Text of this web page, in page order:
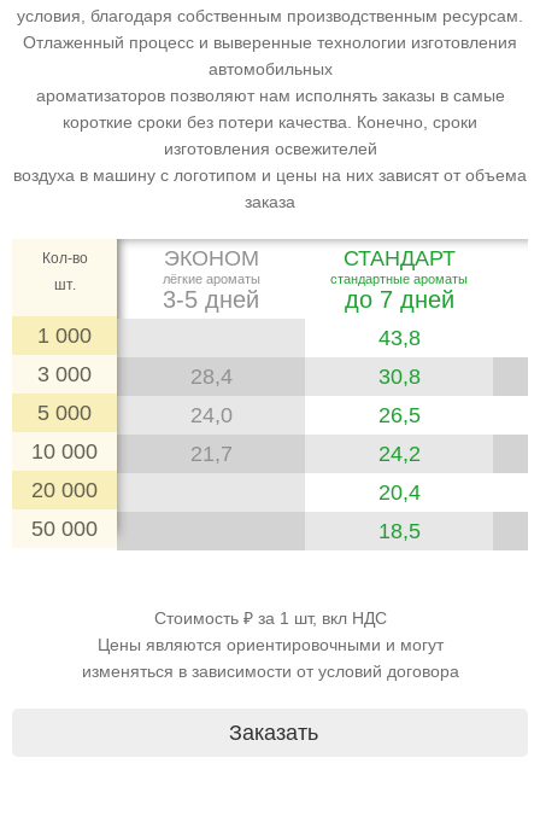
условия, благодаря собственным производственным ресурсам.
Отлаженный процесс и выверенные технологии изготовления
автомобильных
ароматизаторов позволяют нам исполнять заказы в самые
короткие сроки без потери качества. Конечно, сроки
изготовления освежителей
воздуха в машину с логотипом и цены на них зависят от объема
заказа
Кол-во
шт.
1 000
3 000
5 000
10 000
20 000
50 000
ЭКОНОМ
лёгкие ароматы
3-5 дней
СТАНДАРТ
стандартные ароматы
до 7 дней
43,8
28,4
30,8
24,0
26,5
21,7
24,2
20,4
18,5
Стоимость ₽ за 1 шт, вкл НДС
Цены являются ориентировочными и могут
изменяться в зависимости от условий договора
Заказать